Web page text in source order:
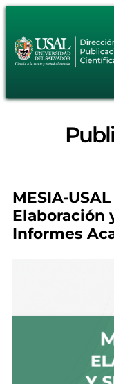
MESIA-
Elaboración
Informes